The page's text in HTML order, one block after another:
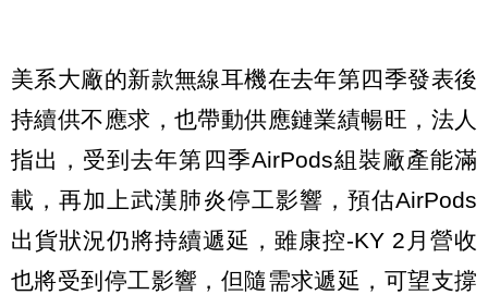
美系大廠的新款無線耳機在去年第四季發表後
持續供不應求，也帶動供應鏈業績暢旺，法人
指出，受到去年第四季AirPods組裝廠產能滿
載，再加上武漢肺炎停工影響，預估AirPods
出貨狀況仍將持續遞延，雖康控-KY 2月營收
也將受到停工影響，但隨需求遞延，可望支撐